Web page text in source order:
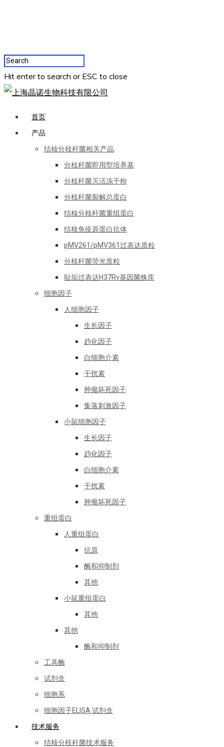
Hit enter to search or ESC to close
首页
产品
结核分枝杆菌相关产品
分枝杆菌即用型培养基
分枝杆菌灭活冻干粉
分枝杆菌裂解总蛋白
结核分枝杆菌重组蛋白
结核免疫原蛋白抗体
pMV261/pMV361过表达质粒
分枝杆菌荧光质粒
耻垢过表达H37Rv基因菌株库
细胞因子
人细胞因子
生长因子
趋化因子
白细胞介素
干扰素
肿瘤坏死因子
集落刺激因子
小鼠细胞因子
生长因子
趋化因子
白细胞介素
干扰素
肿瘤坏死因子
重组蛋白
人重组蛋白
抗原
酶和抑制剂
其他
小鼠重组蛋白
其他
其他
酶和抑制剂
工具酶
试剂盒
细胞系
细胞因子ELISA 试剂盒
技术服务
结核分枝杆菌技术服务